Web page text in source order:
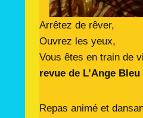
Arrêtez de rêver,
Ouvrez les yeux,
Vous êtes en train de
revue de L’Ange Bleu
Repas animé et